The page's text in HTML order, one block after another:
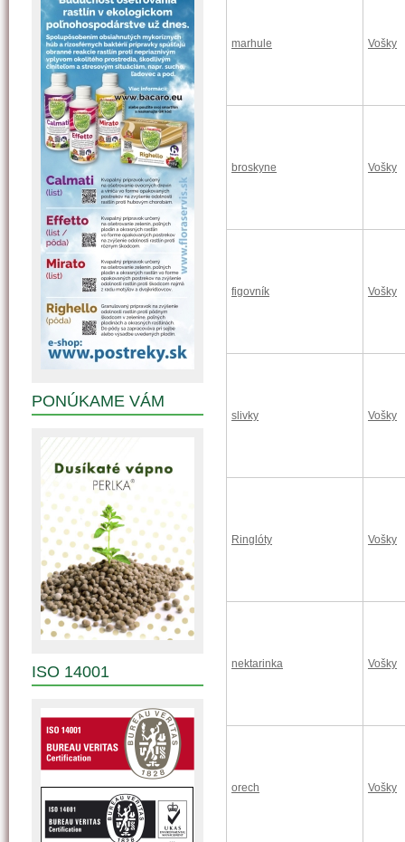
marhule Vošky
broskyne Vošky
figovník Vošky
slivky Vošky
Ringlóty Vošky
nektarinka Vošky
orech Vošky
PONÚKAME VÁM
ISO 14001